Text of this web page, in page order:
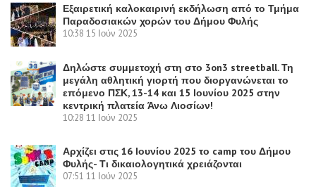
Εξαιρετική καλοκαιρινή εκδήλωση από το Τμήμα
Παραδοσιακών χορών του Δήμου Φυλής
10:38 15 Ιούν 2025
Δηλώστε συμμετοχή στη στο 3on3 streetball. Τη
μεγάλη αθλητική γιορτή που διοργανώνεται το
επόμενο ΠΣΚ, 13-14 και 15 Ιουνίου 2025 στην
κεντρική πλατεία Άνω Λιοσίων!
10:28 11 Ιούν 2025
Αρχίζει στις 16 Ιουνίου 2025 το camp του Δήμου
Φυλής- Τι δικαιολογητικά χρειάζονται
07:51 11 Ιούν 2025